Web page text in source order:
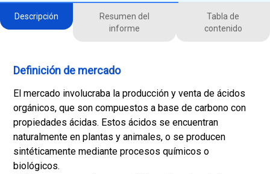
Descripción
Resumen del
informe
Tabla de
contenido
Definición de mercado
El mercado involucraba la producción y venta de ácidos
orgánicos, que son compuestos a base de carbono con
propiedades ácidas. Estos ácidos se encuentran
naturalmente en plantas y animales, o se producen
sintéticamente mediante procesos químicos o
biológicos.